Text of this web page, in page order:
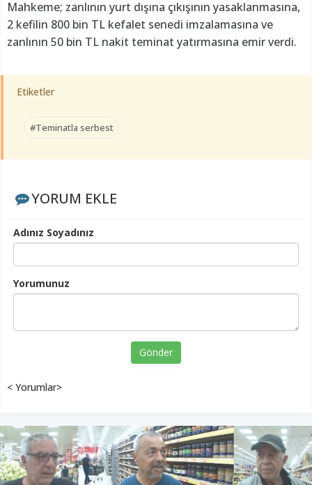
Mahkeme; zanlının yurt dışına çıkışının yasaklanmasına,
2 kefilin 800 bin TL kefalet senedi imzalamasına ve
zanlının 50 bin TL nakit teminat yatırmasına emir verdi.
Etiketler
#Teminatla serbest
YORUM EKLE
Adınız Soyadınız
Yorumunuz
Gönder
< Yorumlar>